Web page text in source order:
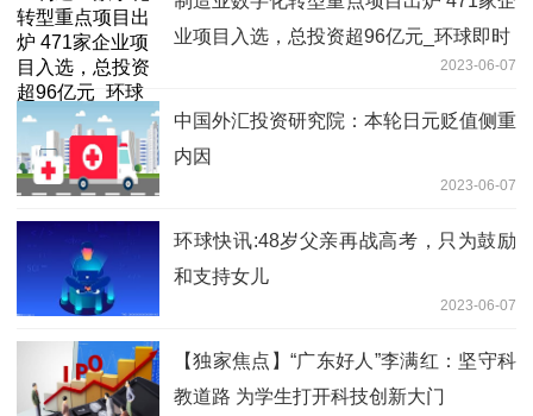
业项目入选，总投资超96亿元_环球即时
2023-06-07
中国外汇投资研究院：本轮日元贬值侧重
内因
2023-06-07
环球快讯:48岁父亲再战高考，只为鼓励
和支持女儿
2023-06-07
【独家焦点】“广东好人”李满红：坚守科
教道路 为学生打开科技创新大门